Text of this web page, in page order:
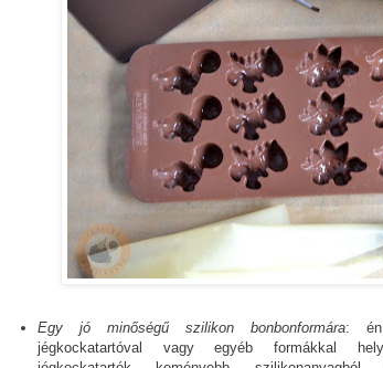
Egy jó minőségű szilikon bonbonformára: én
jégkockatartóval vagy egyéb formákkal